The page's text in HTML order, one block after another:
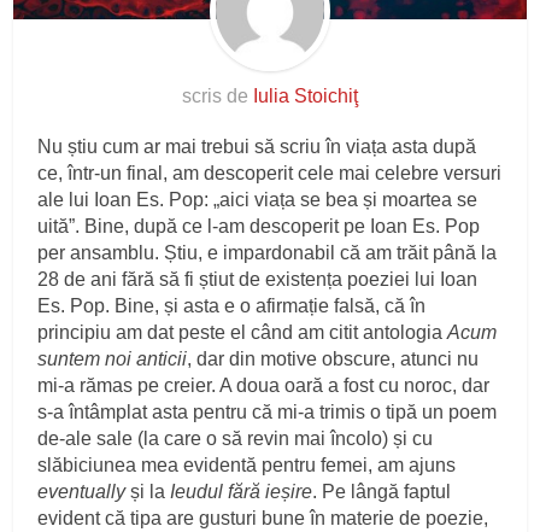
scris de Iulia Stoichiţ
Nu știu cum ar mai trebui să scriu în viața asta după
ce, într-un final, am descoperit cele mai celebre versuri
ale lui Ioan Es. Pop: „aici viața se bea și moartea se
uită”. Bine, după ce l-am descoperit pe Ioan Es. Pop
per ansamblu. Știu, e impardonabil că am trăit până la
28 de ani fără să fi știut de existența poeziei lui Ioan
Es. Pop. Bine, și asta e o afirmație falsă, că în
principiu am dat peste el când am citit antologiaAcum
suntem noi anticii, dar din motive obscure, atunci nu
mi-a rămas pe creier. A doua oară a fost cu noroc, dar
s-a întâmplat asta pentru că mi-a trimis o tipă un poem
de-ale sale (la care o să revin mai încolo) și cu
slăbiciunea mea evidentă pentru femei, am ajuns
eventuallyși la Ieudul fără ieșire. Pe lângă faptul
evident că tipa are gusturi bune în materie de poezie,